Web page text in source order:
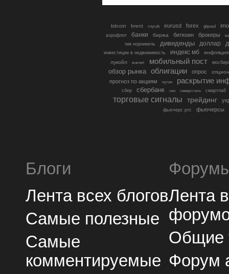
bitcoin brent cnyrub eurusd forex gbpusd
аэрофлот банки биржа биткоин брокеры
гмк норникель
дивиденды доллар
инвестиции в недвижимость индекс мб
инфляция
лукойл
магнит мобильный пост
обзор рынка облигации опрос
прогноз по акциям путин раскрытие
сбер сбербанк сво северсталь смартлаб
торговые сигналы трейдинг
фьючерс ртс фьючерсы
Блоги
Лента всех блогов
Самые полезные
Самые
комментируемые
Лента
Общие
Форум